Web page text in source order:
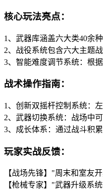
核心玩法亮点：
1、武器库涵盖六大类40余
2、战役系统包含六大主题
3、智能难度调节系统：根
战术操作指南：
1、创新双摇杆控制系统：
2、武器切换系统：战场中
3、成长体系：通过战斗积
玩家实战反馈：
【战场先锋】"周末和室友
【枪械专家】"武器升级系